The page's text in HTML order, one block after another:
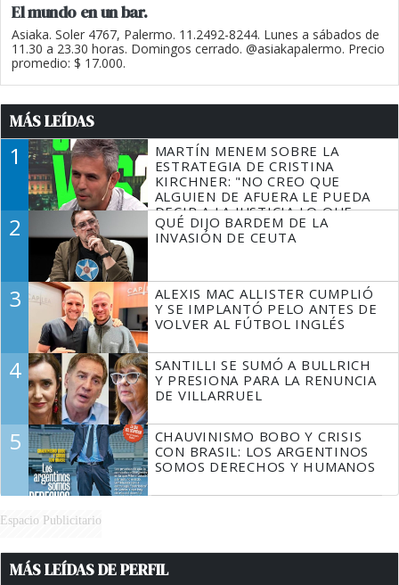
El mundo en un bar.
Asiaka. Soler 4767, Palermo. 11.2492-8244. Lunes a sábados de
11.30 a 23.30 horas. Domingos cerrado. @asiakapalermo. Precio
promedio: $ 17.000.
MÁS LEÍDAS
1
MARTÍN MENEM SOBRE LA
ESTRATEGIA DE CRISTINA
KIRCHNER: "NO CREO QUE
ALGUIEN DE AFUERA LE PUEDA
DECIR A LA JUSTICIA LO QUE
TIENE QUE HACER"
2
QUÉ DIJO BARDEM DE LA
INVASIÓN DE CEUTA
3
ALEXIS MAC ALLISTER CUMPLIÓ
Y SE IMPLANTÓ PELO ANTES DE
VOLVER AL FÚTBOL INGLÉS
4
SANTILLI SE SUMÓ A BULLRICH
Y PRESIONA PARA LA RENUNCIA
DE VILLARRUEL
5
CHAUVINISMO BOBO Y CRISIS
CON BRASIL: LOS ARGENTINOS
SOMOS DERECHOS Y HUMANOS
Espacio Publicitario
MÁS LEÍDAS DE PERFIL